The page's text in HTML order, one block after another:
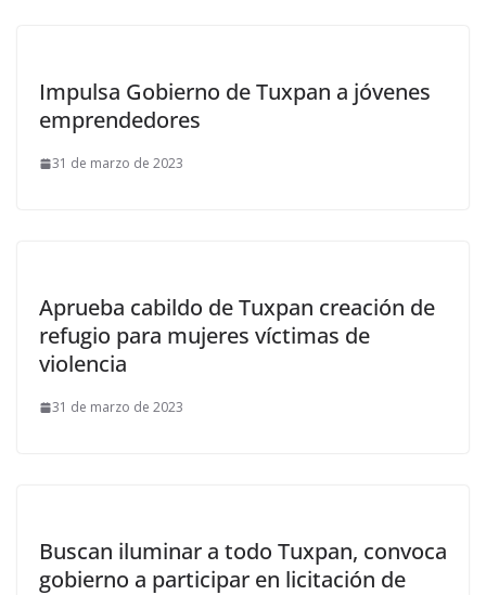
Impulsa Gobierno de Tuxpan a jóvenes
emprendedores
31 de marzo de 2023
Aprueba cabildo de Tuxpan creación de
refugio para mujeres víctimas de
violencia
31 de marzo de 2023
Buscan iluminar a todo Tuxpan, convoca
gobierno a participar en licitación de